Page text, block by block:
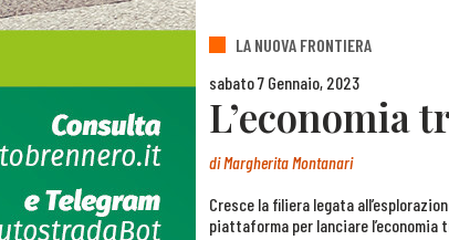
LA NUOVA FRONTIERA
sabato 7 Gennaio, 2023
L’economia
diMargherita Montanari
Cresce la filiera legata
piattaforma per lanciare